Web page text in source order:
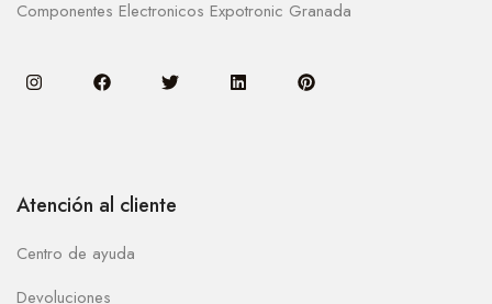
Componentes Electronicos Expotronic Granada
Atención al cliente
Centro de ayuda
Devoluciones